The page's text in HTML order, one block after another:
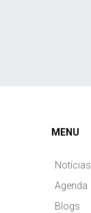
MENU
Notícias
Agenda
Blogs